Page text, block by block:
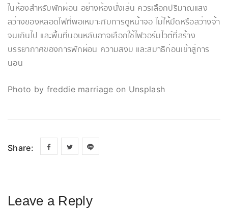
ในห้องสำหรับพักผ่อน อย่างห้องนั่งเล่น ควรเลือกปริมาณแสง
สว่างของหลอดไฟที่พอเหมาะกับการดูหน้าจอ ไม่ให้มืดหรือสว่างจ้า
จนเกินไป และพื้นที่นอนหลับอาจเลือกใช้ไฟวอร์มไวต์ที่สร้าง
บรรยากาศของการพักผ่อน ความสงบ และสมาธิก่อนเข้าสู่การ
นอน
Photo by freddie marriage on Unsplash
Share:
Leave a Reply